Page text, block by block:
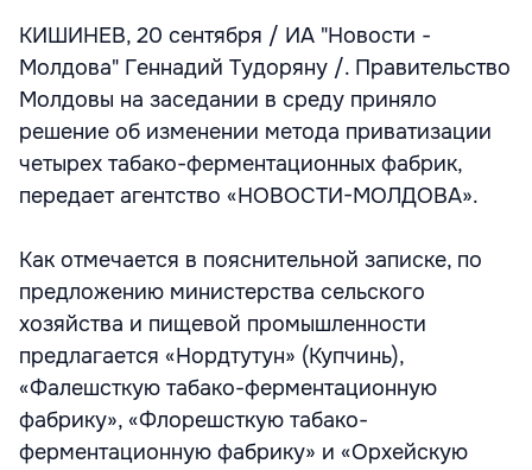
КИШИНЕВ, 20 сентября / ИА "Новости -
Молдова" Геннадий Тудоряну /. Правительство
Молдовы на заседании в среду приняло
решение об изменении метода приватизации
четырех табако-ферментационных фабрик,
передает агентство «НОВОСТИ-МОЛДОВА».
Как отмечается в пояснительной записке, по
предложению министерства сельского
хозяйства и пищевой промышленности
предлагается «Нордтутун» (Купчинь),
«Фалешсткую табако-ферментационную
фабрику», «Флорешсткую табако-
ферментационную фабрику» и «Орхейскую